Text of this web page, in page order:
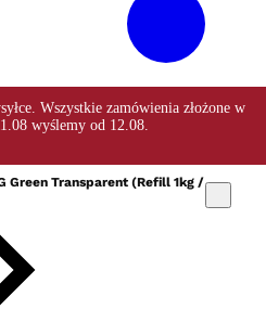
Green Transparent (Refill 1kg /